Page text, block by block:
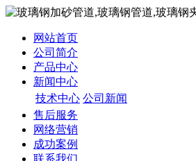
网站首页
公司简介
产品中心
新闻中心
技术中心 公司新闻
售后服务
网络营销
成功案例
联系我们